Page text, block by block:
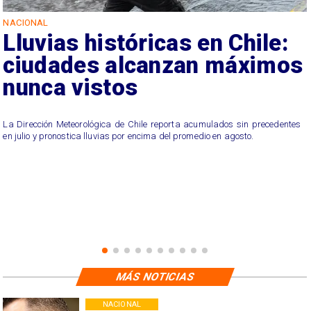
NACIONAL
Lluvias históricas en Chile:
ciudades alcanzan máximos
nunca vistos
La Dirección Meteorológica de Chile reporta acumulados sin precedentes
en julio y pronostica lluvias por encima del promedio en agosto.
NACIONAL
MÁS NOTICIAS